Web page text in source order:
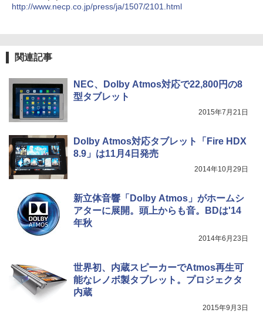
http://www.necp.co.jp/press/ja/1507/2101.html
関連記事
NEC、Dolby Atmos対応で22,800円の8
型タブレット
2015年7月21日
Dolby Atmos対応タブレット「Fire HDX
8.9」は11月4日発売
2014年10月29日
新立体音響「Dolby Atmos」がホームシ
アターに展開。頭上からも音。BDは'14
年秋
2014年6月23日
世界初、内蔵スピーカーでAtmos再生可
能なレノボ製タブレット。プロジェクタ
内蔵
2015年9月3日